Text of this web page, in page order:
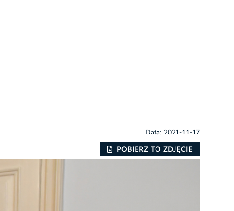
Data: 2021-11-17
POBIERZ TO ZDJĘCIE